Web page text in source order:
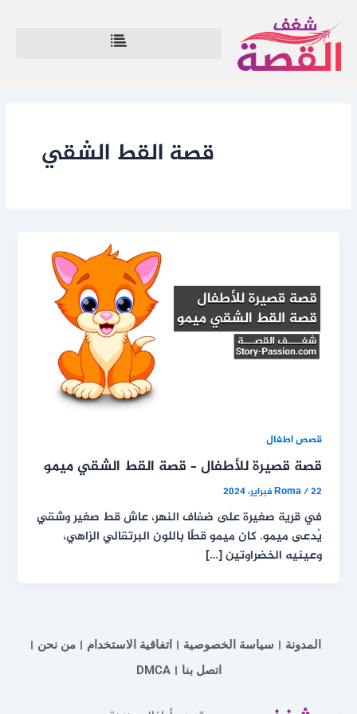
إلى
المحتوى
قصة القط الشقي
قصص اطفال
قصة قصيرة للأطفال – قصة القط الشقي ميمو
Roma/22 فبراير، 2024
في قرية صغيرة على ضفاف النهر، عاش قط صغير وشقي
يُدعى ميمو. كان ميمو قطًا باللون البرتقالي الزاهي،
وعينيه الخضراوتين […]
المدونة سياسة الخصوصية اتفاقية الاستخدام
من نحن
اتصل بنا
DMCA